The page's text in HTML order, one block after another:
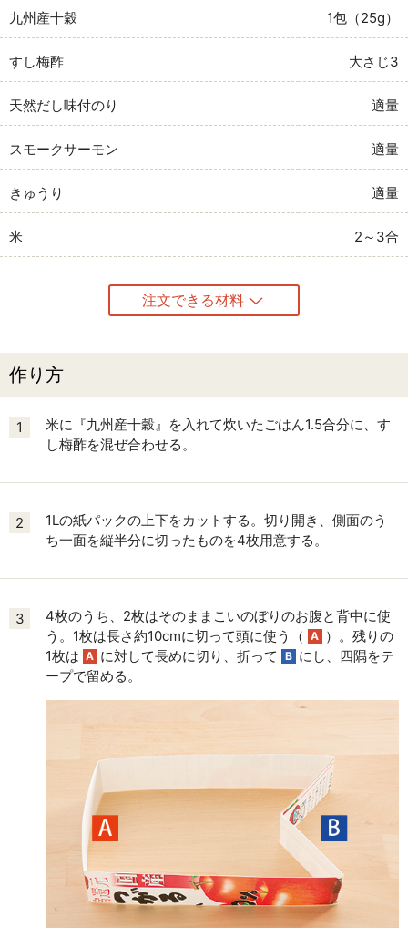
九州産十穀
1包（25g）
すし梅酢 大さじ3
天然だし味付のり 適量
スモークサーモン 適量
きゅうり 適量
米 2～3合
注文できる材料
作り方
1
米に『九州産十穀』を入れて炊いたごはん1.5合分に、す
し梅酢を混ぜ合わせる。
2
1Lの紙パックの上下をカットする。切り開き、側面のう
ち一面を縦半分に切ったものを4枚用意する。
3
4枚のうち、2枚はそのままこいのぼりのお腹と背中に使
う。1枚は長さ約10cmに切って頭に使う（
A ）。残りの
1枚は A に対して長めに切り、折って B にし、四隅をテ
ープで留める。